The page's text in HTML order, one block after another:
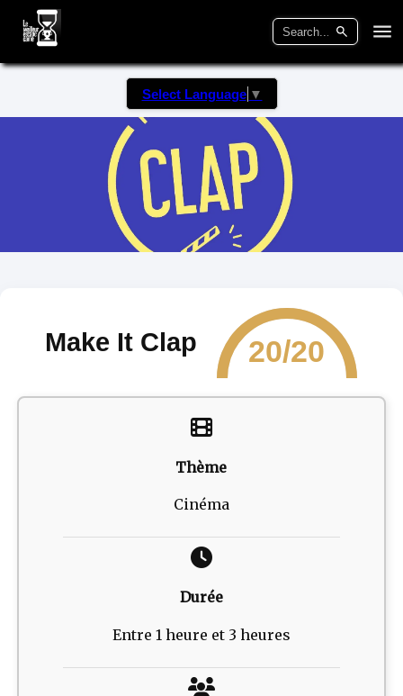
Select Language ▼
Make It Clap 20/20
Thème
Cinéma
Durée
Entre 1 heure et 3 heures